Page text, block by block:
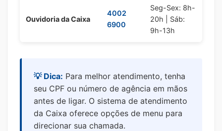
Ouvidoria da Caixa
4002
6900
Seg-Sex: 8h-
20h | Sáb:
9h-13h
💡 Dica: Para melhor atendimento, tenha
seu CPF ou número de agência em mãos
antes de ligar. O sistema de atendimento
da Caixa oferece opções de menu para
direcionar sua chamada.